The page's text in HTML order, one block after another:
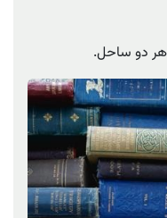
هر دو ساحل.